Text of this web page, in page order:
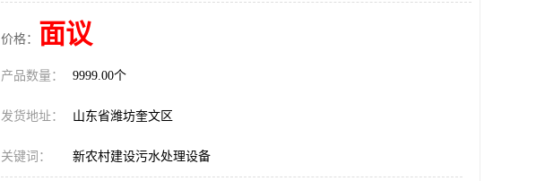
价格： 面议
产品数量： 9999.00个
发货地址： 山东省潍坊奎文区
关键词： 新农村建设污水处理设备